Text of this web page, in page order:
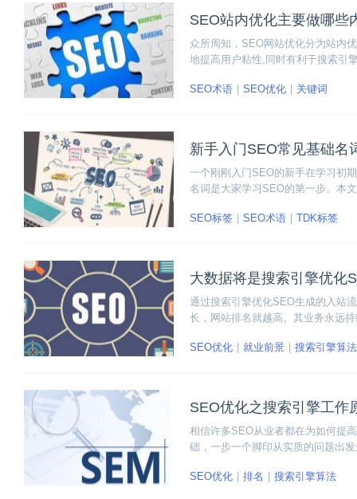
SEO站内优化主要做哪些
众所周知，SEO网站优化分为站内
地提高用户粘性,同时有利于搜索引
SEO术语
SEO优化 关键词
新手入门SEO常见基础名
一个刚刚入门SEO的新手在学习初
名词是大家学习SEO的第一步。本
少说，有学习需要的同学就接着往
SEO标签 SEO术语 TDK标签
大数据将是搜索引擎优化
通过搜索引擎优化SEO生成的入站
长，网站排名就越高。其业务永远
SEO优化
就业前景 搜索引擎算法
SEO优化之搜索引擎工作
相信许多SEO从业者都在为如何提
础，一步一个脚印从实质的问题出
案。
SEO优化 排名 搜索引擎算法